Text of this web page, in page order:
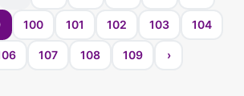
100 101 102 103 104
107 108 109 ›